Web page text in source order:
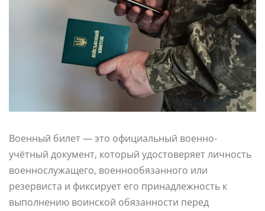
Военный билет — это официальный военно-
учётный документ, который удостоверяет личность
военнослужащего, военнообязанного или
резервиста и фиксирует его принадлежность к
выполнению воинской обязанности перед